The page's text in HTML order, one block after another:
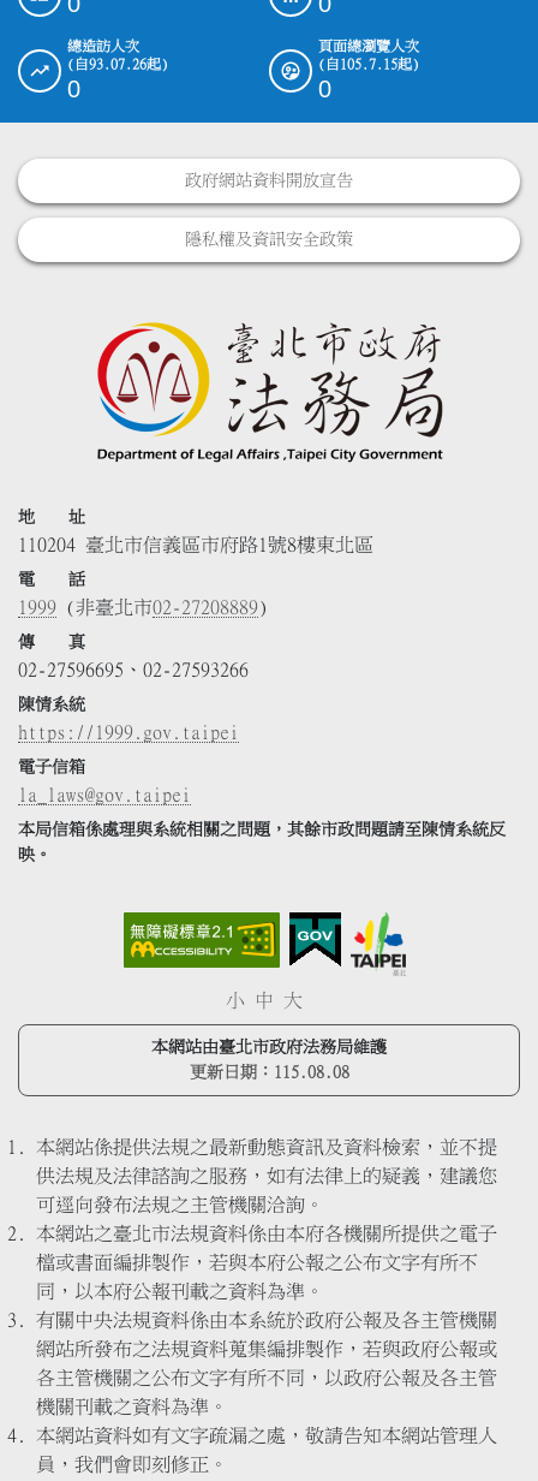
總造訪人次
(自93.07.26起)
0
頁面總瀏覽人次
(自105.7.15起)
0
政府網站資料開放宣告
隱私權及資訊安全政策
地 址
110204 臺北市信義區市府路1號8樓東北區
電 話
1999 (非臺北市02-27208889)
傳 真
02-27596695、02-27593266
陳情系統
https://1999.gov.taipei
電子信箱
la_laws@gov.taipei
本局信箱係處理與系統相關之問題，其餘市政問題請至陳情系統反
映。
小 中 大
本網站由臺北市政府法務局維護
更新日期： 115.08.08
本網站係提供法規之最新動態資訊及資料檢索，並不提
供法規及法律諮詢之服務，如有法律上的疑義，建議您
可逕向發布法規之主管機關洽詢。
本網站之臺北市法規資料係由本府各機關所提供之電子
檔或書面編排製作，若與本府公報之公布文字有所不
同，以本府公報刊載之資料為準。
有關中央法規資料係由本系統於政府公報及各主管機關
網站所發布之法規資料蒐集編排製作，若與政府公報或
各主管機關之公布文字有所不同，以政府公報及各主管
機關刊載之資料為準。
本網站資料如有文字疏漏之處，敬請告知本網站管理人
員，我們會即刻修正。